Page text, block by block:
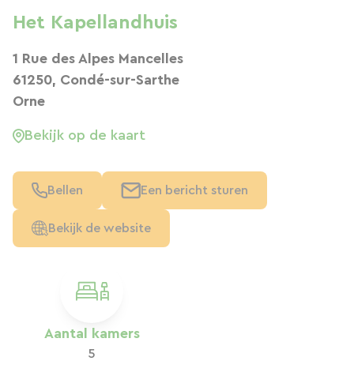
Aantal kamers
5
Het Kapellandhuis
1 Rue des Alpes Mancelles
61250, Condé-sur-Sarthe
Orne
Bekijk op de kaart
Bellen Een bericht sturen
Bekijk de website